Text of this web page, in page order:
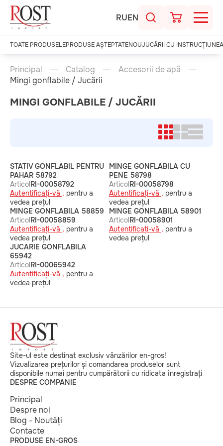
RUEN
TOATE PRODUSELEPRODUSE AȘTEPTATENOUJUCĂRII CU
Principal Catalog
Accesorii de apă
Mingi gonflabile / Jucării
MINGI GONFLABILE / JUCĂRII
STATIV GONFLABIL PENTRU
PAHAR 58792
ArticolRI-00058792
Autentificați-vă , pentru a
vedea prețul
MINGE GONFLABILA CU
PENE 58798
ArticolRI-00058798
Autentificați-vă , pentru a
vedea prețul
MINGE GONFLABILA 58859
ArticolRI-00058859
Autentificați-vă , pentru a
vedea prețul
MINGE GONFLABILA 58901
ArticolRI-00058901
Autentificați-vă , pentru a
vedea prețul
JUCARIE GONFLABILA
65942
ArticolRI-00065942
Autentificați-vă , pentru a
vedea prețul
Site-ul este destinat exclusiv vânzărilor en-gros!
Vizualizarea prețurilor și comandarea produselor sunt
disponibile numai pentru cumpărătorii cu ridicata înregistrați
DESPRE COMPANIE
Principal
Despre noi
Blog - Noutăți
Contacte
PRODUSE EN-GROS